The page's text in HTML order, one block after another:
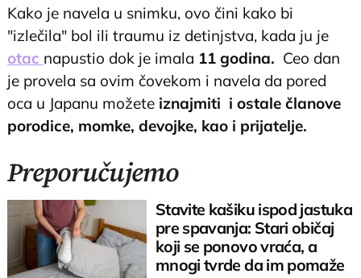
Kako je navela u snimku, ovo čini kako bi
"izlečila" bol ili traumu iz detinjstva, kada ju je
otac napustio dok je imala 11 godina. Ceo dan
je provela sa ovim čovekom i navela da pored
oca u Japanu možete iznajmiti i ostale članove
porodice, momke, devojke, kao i prijatelje.
Preporučujemo
Stavite kašiku ispod jastuka
pre spavanja: Stari običaj
koji se ponovo vraća, a
mnogi tvrde da im pomaže